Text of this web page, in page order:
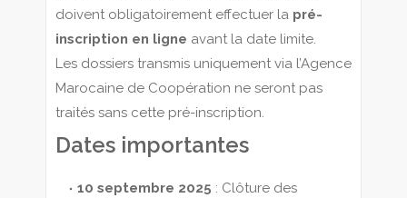
doivent obligatoirement effectuer la pré-
inscription en ligne avant la date limite.
Les dossiers transmis uniquement via l’Agence
Marocaine de Coopération ne seront pas
traités sans cette pré-inscription.
Dates importantes
10 septembre 2025 : Clôture des